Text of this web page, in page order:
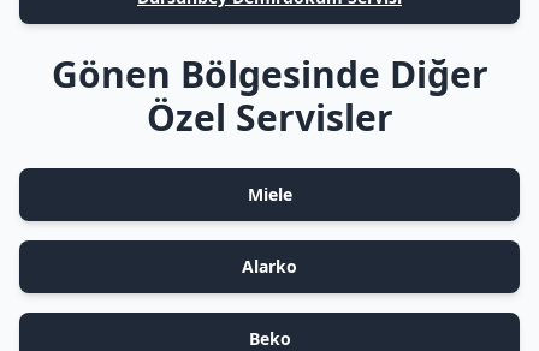
Gönen Bölgesinde Diğer
Özel Servisler
Miele
Alarko
Beko